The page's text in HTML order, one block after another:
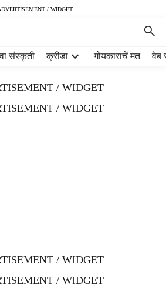
/ WIDGET
संस्कृती क्रीडा गोंयकाराचें मत वेब
/ WIDGET
/ WIDGET
/ WIDGET
/ WIDGET